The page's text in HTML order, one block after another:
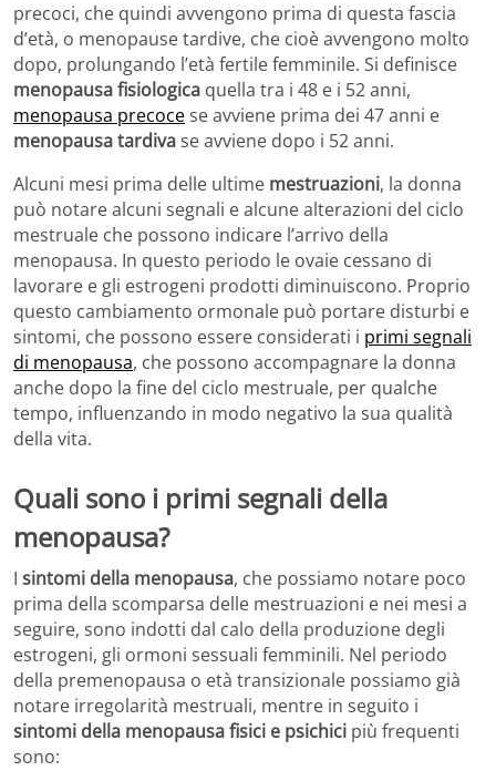
precoci, che quindi avvengono prima di questa fascia
d’età, o menopause tardive, che cioè avvengono molto
dopo, prolungando l’età fertile femminile. Si definisce
menopausa fisiologica quella tra i 48 e i 52 anni,
menopausa precocese avviene prima dei 47 anni e
menopausa tardivase avviene dopo i 52 anni.
Alcuni mesi prima delle ultime mestruazioni, la donna
può notare alcuni segnali e alcune alterazioni del ciclo
mestruale che possono indicare l’arrivo della
menopausa. In questo periodo le ovaie cessano di
lavorare e gli estrogeni prodotti diminuiscono. Proprio
questo cambiamento ormonale può portare disturbi e
sintomi, che possono essere considerati i primi segnali
di menopausa, che possono accompagnare la donna
anche dopo la fine del ciclo mestruale, per qualche
tempo, influenzando in modo negativo la sua qualità
della vita.
Quali sono i primi segnali della
menopausa?
I sintomi della menopausa, che possiamo notare poco
prima della scomparsa delle mestruazioni e nei mesi a
seguire, sono indotti dal calo della produzione degli
estrogeni, gli ormoni sessuali femminili. Nel periodo
della premenopausa o età transizionale possiamo già
notare irregolarità mestruali, mentre in seguito i
sintomi della menopausa fisici e psichici più frequenti
sono: